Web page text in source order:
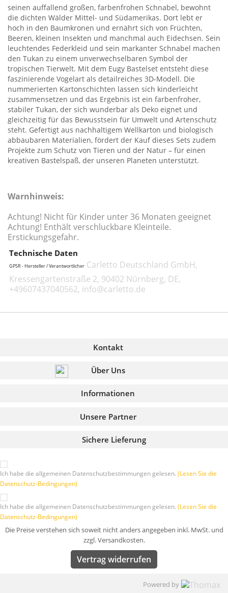
seinen auffallend großen, farbenfrohen Schnabel, bewohnt
die dichten Wälder Mittel- und Südamerikas. Dort lebt er
hoch in den Baumkronen und ernährt sich von Früchten,
Beeren, kleinen Insekten und manchmal auch Eidechsen. Sein
leuchtendes Federkleid und sein markanter Schnabel machen
den Tukan zu einem unverwechselbaren Symbol der
tropischen Tierwelt. Mit dem Eugy Bastelset entsteht diese
faszinierende Vogelart als detailreiches 3D-Modell. Die
nummerierten Kartonschichten lassen sich kinderleicht
zusammensetzen und das Ergebnis ist ein farbenfroher,
stabiler Tukan, der sich wunderbar als Deko eignet und
gleichzeitig für das Bewusstsein für Umwelt und Artenschutz
steht. Gefertigt aus nachhaltigem Wellkarton und biologisch
abbaubaren Materialien, fördert der Kauf dieses Sets zudem
Projekte zum Schutz von Tieren und der Natur – für einen
kreativen Bastelspaß, der unseren Planeten unterstützt.
Warnhinweis:
Achtung! Nicht für Kinder unter 36 Monaten geeignet
Achtung! Enthält verschluckbare Kleinteile.
Erstickungsgefahr.
Technische Daten
GPSR - Hersteller / Verantwortlicher Carletto Deutschland GmbH,
Kressengartenstraße 2, 90402 Nürnberg, DE,
+49607437040562, info@carletto.de
Kontakt
Über Uns
Informationen
Sichere Lieferung
Unsere Partner
Ich habe die allgemeinen Datenschutzbestimmungen gelesen. (Lesen Sie die
Datenschutz-Bedingungen)
Ich habe die allgemeinen Datenschutzbestimmungen gelesen. (Lesen Sie die
Datenschutz-Bedingungen)
Die Preise verstehen sich soweit nicht anders angegeben inkl. MwSt. und
zzgl. Versandkosten.
Vertrag widerrufen
Powered by